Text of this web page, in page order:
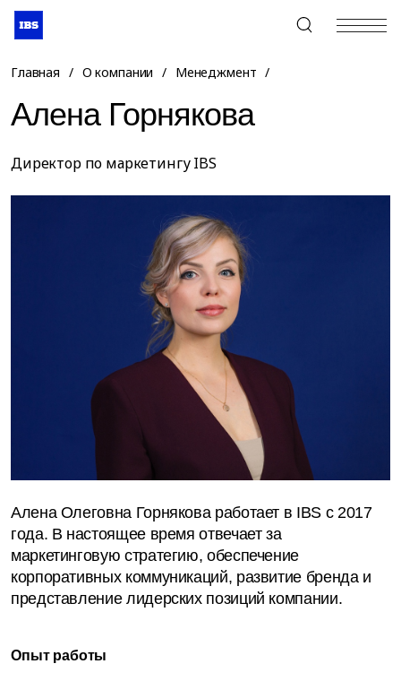
+7 (495) 967-80-80
Главная / О компании / Менеджмент /
Алена Горнякова
Директор по маркетингу IBS
Алена Олеговна Горнякова работает в IBS c 2017
года. В настоящее время отвечает за
маркетинговую стратегию, обеспечение
корпоративных коммуникаций, развитие бренда и
представление лидерских позиций компании.
Опыт работы